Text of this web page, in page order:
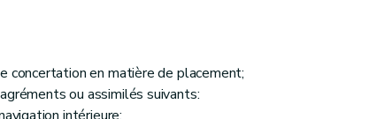
du pôle « Mobilité »
concertation en matière de placement;
ou assimilés suivants: